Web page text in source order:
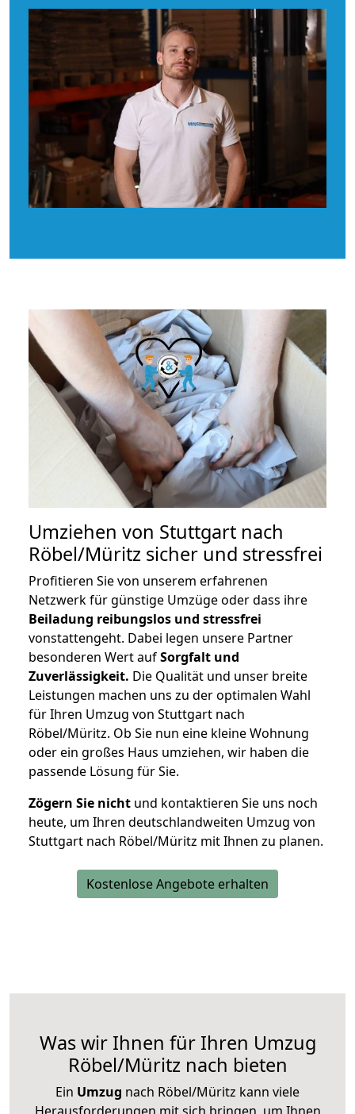
Umziehen von Stuttgart nach
Röbel/Müritz sicher und stressfrei
Profitieren Sie von unserem erfahrenen
Netzwerk für günstige Umzüge oder dass ihre
Beiladung reibungslos und stressfrei
vonstattengeht. Dabei legen unsere Partner
besonderen Wert aufSorgfalt und
Zuverlässigkeit. Die Qualität und unser breite
Leistungen machen uns zu der optimalen Wahl
für Ihren Umzug von Stuttgart nach
Röbel/Müritz. Ob Sie nun eine kleine Wohnung
oder ein großes Haus umziehen, wir haben die
passende Lösung für Sie.
Zögern Sie nicht und kontaktieren Sie uns noch
heute, um Ihren deutschlandweiten Umzug von
Stuttgart nach Röbel/Müritz mit Ihnen zu planen.
Kostenlose Angebote erhalten
Was wir Ihnen für Ihren Umzug
Röbel/Müritz nach bieten
Ein Umzug nach Röbel/Müritz kann viele